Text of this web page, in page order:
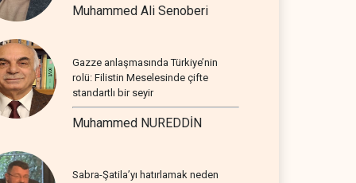
Muhammed Ali Senoberi
Gazze anlaşmasında Türkiye’nin
rolü: Filistin Meselesinde çifte
standartlı bir seyir
Muhammed NUREDDİN
Sabra-Şatila’yı hatırlamak neden